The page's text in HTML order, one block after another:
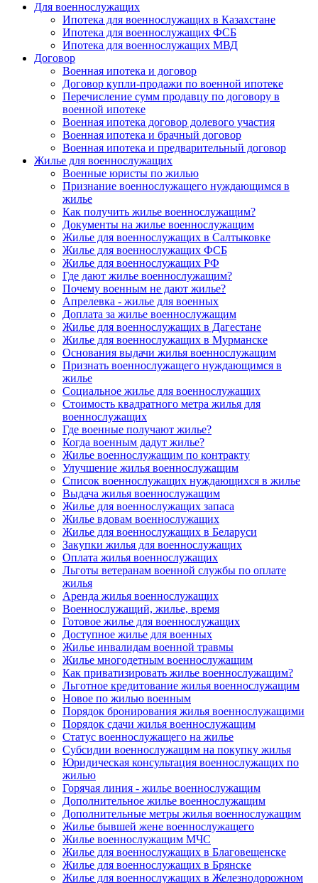
Для военнослужащих
Ипотека для военнослужащих в Казахстане
Ипотека для военнослужащих ФСБ
Ипотека для военнослужащих МВД
Договор
Военная ипотека и договор
Договор купли-продажи по военной ипотеке
Перечисление сумм продавцу по договору в
военной ипотеке
Военная ипотека договор долевого участия
Военная ипотека и брачный договор
Военная ипотека и предварительный договор
Жилье для военнослужащих
Военные юристы по жилью
Признание военнослужащего нуждающимся в
жилье
Как получить жилье военнослужащим?
Документы на жилье военнослужащим
Жилье для военнослужащих в Салтыковке
Жилье для военнослужащих ФСБ
Жилье для военнослужащих РФ
Где дают жилье военнослужащим?
Почему военным не дают жилье?
Апрелевка - жилье для военных
Доплата за жилье военнослужащим
Жилье для военнослужащих в Дагестане
Жилье для военнослужащих в Мурманске
Основания выдачи жилья военнослужащим
Признать военнослужащего нуждающимся в
жилье
Социальное жилье для военнослужащих
Стоимость квадратного метра жилья для
военнослужащих
Где военные получают жилье?
Когда военным дадут жилье?
Жилье военнослужащим по контракту
Улучшение жилья военнослужащим
Список военнослужащих нуждающихся в жилье
Выдача жилья военнослужащим
Жилье для военнослужащих запаса
Жилье вдовам военнослужащих
Жилье для военнослужащих в Беларуси
Закупки жилья для военнослужащих
Оплата жилья военнослужащих
Льготы ветеранам военной службы по оплате
жилья
Аренда жилья военнослужащих
Военнослужащий, жилье, время
Готовое жилье для военнослужащих
Доступное жилье для военных
Жилье инвалидам военной травмы
Жилье многодетным военнослужащим
Как приватизировать жилье военнослужащим?
Льготное кредитование жилья военнослужащим
Новое по жилью военным
Порядок бронирования жилья военнослужащими
Порядок сдачи жилья военнослужащим
Статус военнослужащего на жилье
Субсидии военнослужащим на покупку жилья
Юридическая консультация военнослужащих по
жилью
Горячая линия - жилье военнослужащим
Дополнительное жилье военнослужащим
Дополнительные метры жилья военнослужащим
Жилье бывшей жене военнослужащего
Жилье военнослужащим МЧС
Жилье для военнослужащих в Благовещенске
Жилье для военнослужащих в Брянске
Жилье для военнослужащих в Железнодорожном